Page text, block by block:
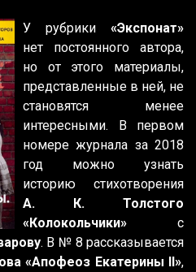
У рубрики «Экспонат»
нет постоянного автора,
но от этого материалы,
представленные в ней, не
становятся менее
интересными. В первом
номере журнала за 2018
год можно узнать
историю стихотворения
А. К. Толстого
«Колокольчики» с
. В № 8 рассказывается
«Апофеоз Екатерины II»,